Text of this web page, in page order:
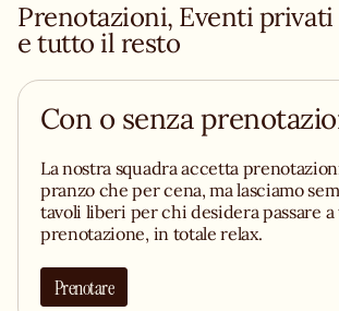
Prenotazioni, Eventi privati
e tutto il resto
Con o senza
La nostra squadra accetta
pranzo che per cena, ma lasciamo
tavoli liberi per chi desidera passare
prenotazione, in totale relax.
Prenotare